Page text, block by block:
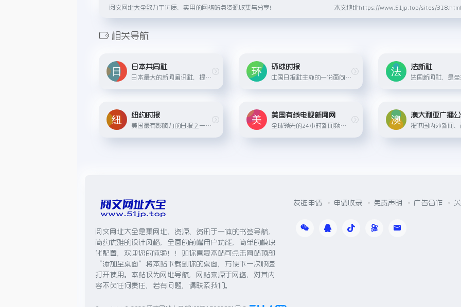
阅文网址大全致力于优质、实用的网络站点资源收集与分享！ 本文地址https://www.51jp.top/sites/
相关导航
日本共同社
日本最大的新闻通讯社，提供日本及国际新闻报道
环球时报
中国日报社主办的一份面向全球发行的英文和中文双语报纸，侧重国际新闻报道和评论。
法新社
纽约时报
美国最有影响力的日报之一，以深度报道和国际新闻报道著名。
美国有线电视新闻网
全球领先的24小时新闻频道，提供在线新闻报道、直播和原创节目。
澳大利亚广播
阅文网址大全是集网址、资源、资讯于一体的书签导航，
简约优雅的设计风格，全面的前端用户功能，简单的模块
化配置，欢迎您的体验！！如你喜爱本站可点击网站顶部
“添加至桌面”将本站下载到你的桌面，方便下一次快速
打开使用。本站仅为网址导航，网站来源于网络，对其内
容不负任何责任，若有问题，请联系我们。
友链申请 申请收录 免责声明 广告合作